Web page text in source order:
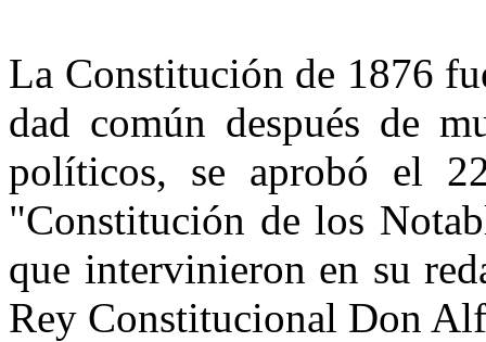
La Constitución de 1876
dad común después de
polí­ticos, se aprobó el
"Constitución de los
que intervinieron en su
Rey Constitucional Don